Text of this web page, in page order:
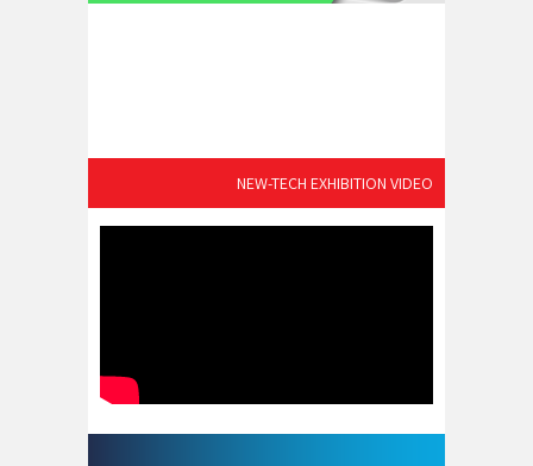
NEW-TECH EXHIBITION VIDEO